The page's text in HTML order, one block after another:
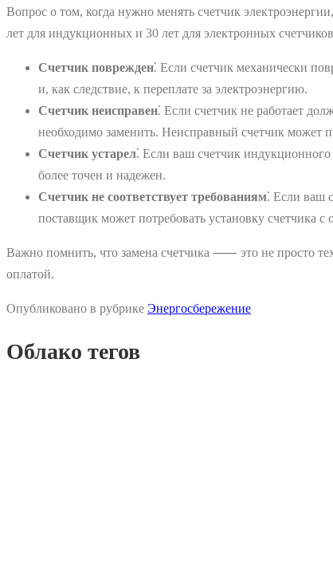
Вопрос о том, когда нужно менять счетчик
лет для индукционных и 30 лет для электронных
Счетчик поврежден⁚ Если счетчик механически
и, как следствие, к переплате за электроэнергию.
Счетчик неисправен⁚ Если счетчик не работает
необходимо заменить. Неисправный счетчик может
Счетчик устарел⁚ Если ваш счетчик
более точен и надежен.
Счетчик не соответствует требованиям⁚ Если ваш
поставщик может потребовать установку счетчика
Важно помнить, что замена счетчика ⸺ это не просто
оплатой.
Опубликовано в рубрике Энергосбережение
Облако тегов